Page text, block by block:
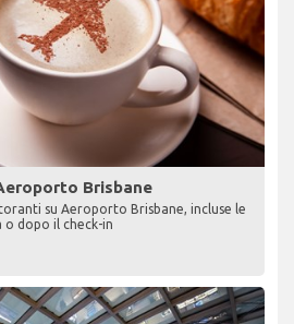
Brisbane
su Aeroporto Brisbane, incluse le
o dopo il check-in